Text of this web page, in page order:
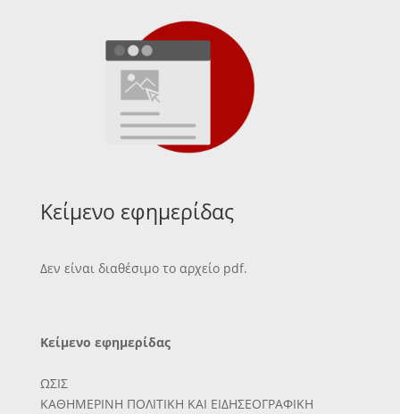
Κείμενο εφημερίδας
Δεν είναι διαθέσιμο το αρχείο pdf.
Κείμενο εφημερίδας
ΩΣΙΣ
ΚΑΘΗΜΕΡΙΝΗ ΠΟΛΙΤΙΚΗ ΚΑΙ ΕΙΔΗΣΕΟΓΡΑΦΙΚΗ